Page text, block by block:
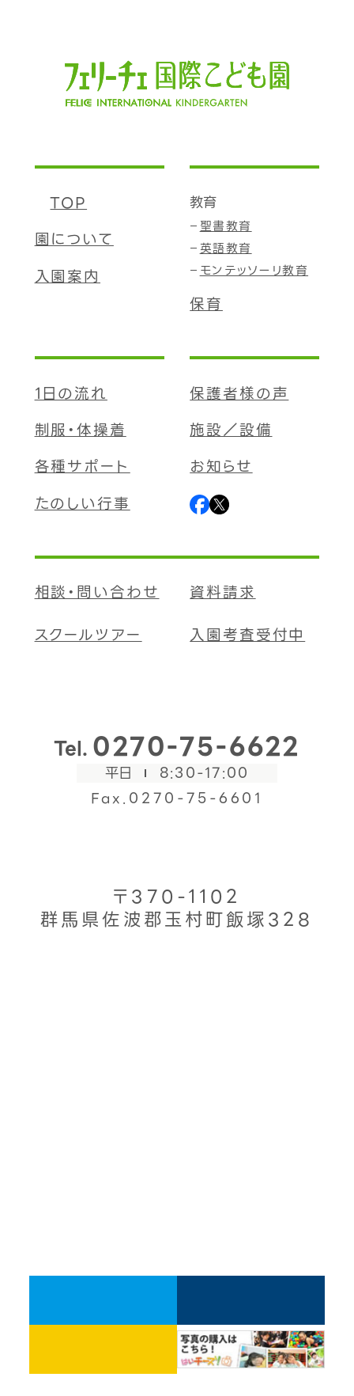
TOP
園について
入園案内
教育
聖書教育
英語教育
モンテッソーリ教育
保育
1日の流れ
制服・体操着
各種サポート
たのしい行事
保護者様の声
施設／設備
お知らせ
相談・問い合わせ
資料請求
スクールツアー
入園考査受付中
Tel. 0270-75-6622
平日
8:30-17:00
Fax.0270-75-6601
〒370-1102
群馬県佐波郡玉村町飯塚328